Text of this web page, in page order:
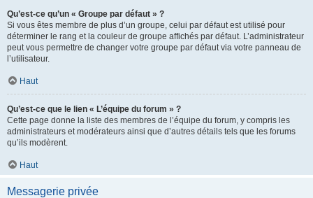
Qu’est-ce qu’un « Groupe par défaut » ?
Si vous êtes membre de plus d’un groupe, celui par défaut est utilisé pour
déterminer le rang et la couleur de groupe affichés par défaut. L’administrateur
peut vous permettre de changer votre groupe par défaut via votre panneau de
l’utilisateur.
Haut
Qu’est-ce que le lien « L’équipe du forum » ?
Cette page donne la liste des membres de l’équipe du forum, y compris les
administrateurs et modérateurs ainsi que d’autres détails tels que les forums
qu’ils modèrent.
Haut
Messagerie privée